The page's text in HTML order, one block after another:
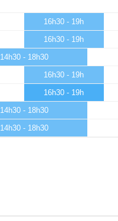
16h30 - 19h
16h30 - 19h
14h30 - 18h30
16h30 - 19h
16h30 - 19h
14h30 - 18h30
14h30 - 18h30